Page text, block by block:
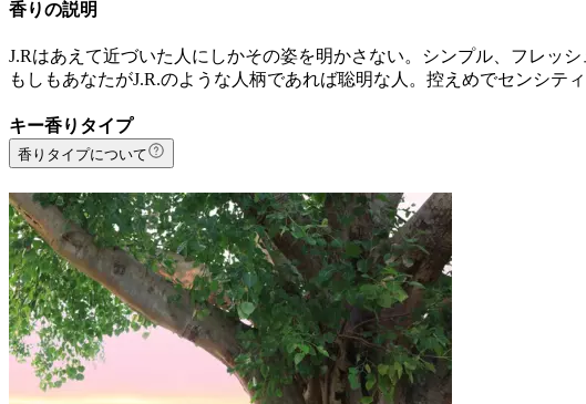
香りの説明
J.Rはあえて近づいた人にしかその姿を明かさない。シンプル、フレッ
もしもあなたがJ.R.のような人柄であれば聡明な人。控えめでセンシテ
キー香りタイプ
香りタイプについて